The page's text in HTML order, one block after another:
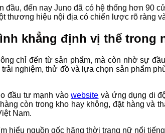
đầu, đến nay Juno đã có hệ thống hơn 90
thương hiệu nội địa có chiến lược rõ ràng
khẳng định vị thế trong
chỉ đến từ sản phẩm, mà còn nhờ sự
nghiệm, thử đồ và lựa chọn sản phẩm
đầu tư mạnh vàowebsite và ứng dụng di
còn trong kho hay không, đặt hàng và
Nam.